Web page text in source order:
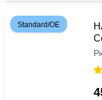
Standard/OE